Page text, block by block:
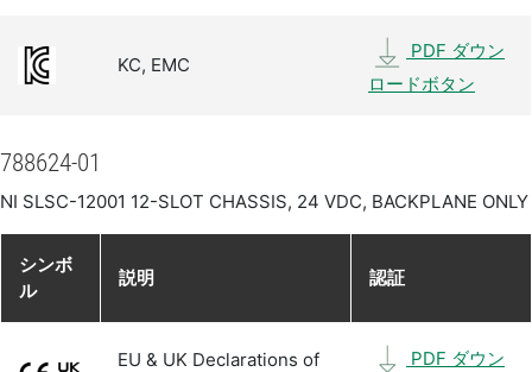
KC, EMC
PDF ダウン
ロードボタン
788624-01
NI SLSC-12001 12-SLOT CHASSIS, 24 VDC, BACKPLANE ONLY
シンボ
ル
説明 認証
EU & UK Declarations of
PDF ダウン